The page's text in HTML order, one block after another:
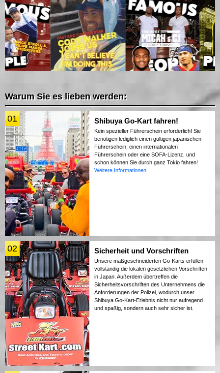
Warum Sie es lieben werden:
01 Shibuya Go-Kart fahren!
Kein spezieller Führerschein erforderlich! Sie
benötigen lediglich einen gültigen japanischen
Führerschein, einen internationalen
Führerschein oder eine SOFA-Lizenz, und
schon können Sie durch ganz Tokio fahren!
Weitere Informationen
02 Sicherheit und Vorschriften
Unsere maßgeschneiderten Go-Karts erfüllen
vollständig die lokalen gesetzlichen Vorschriften
in Japan. Außerdem übertreffen die
Sicherheitsvorschriften des Unternehmens die
Anforderungen der Polizei, wodurch unser
Shibuya Go-Kart-Erlebnis nicht nur aufregend
und spaßig, sondern auch sehr sicher ist.